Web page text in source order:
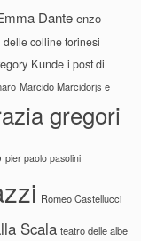
Dante enzo
delle colline torinesi
Kunde i post di
Marcido Marcidorjs e
gregori
pier paolo pasolini
Romeo Castellucci
Scala teatro delle albe